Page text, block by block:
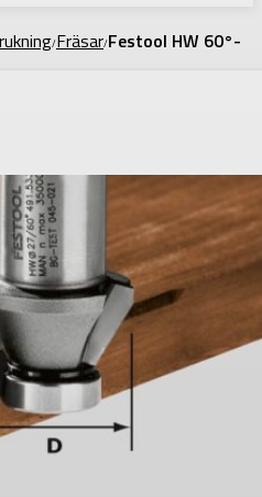
/Fräsar/Festool HW 60°-